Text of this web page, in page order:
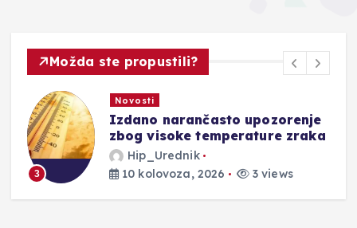
Možda ste propustili?
3
Novosti
Izdano narančasto upozorenje
zbog visoke temperature zraka
Hip_Urednik
10 kolovoza, 2026
3 views